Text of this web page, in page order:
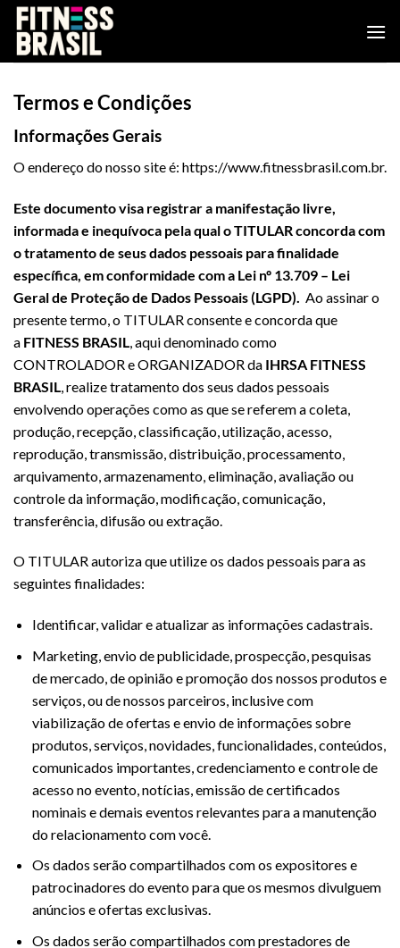
Saltar
contenido
Termos e Condições
Informações Gerais
O endereço do nosso site é: https://www.fitnessbrasil.com.br.
Este documento visa registrar a manifestação livre,
informada e inequívoca pela qual o TITULAR concorda com
o tratamento de seus dados pessoais para finalidade
específica, em conformidade com a Lei nº 13.709 – Lei
Geral de Proteção de Dados Pessoais (LGPD). Ao assinar o
presente termo, o TITULAR consente e concorda que
a FITNESS BRASIL , aqui denominado como
CONTROLADOR e ORGANIZADOR da IHRSA FITNESS
BRASIL , realize tratamento dos seus dados pessoais
envolvendo operações como as que se referem a coleta,
produção, recepção, classificação, utilização, acesso,
reprodução, transmissão, distribuição, processamento,
arquivamento, armazenamento, eliminação, avaliação ou
controle da informação, modificação, comunicação,
transferência, difusão ou extração.
O TITULAR autoriza que utilize os dados pessoais para as
seguintes finalidades:
Identificar, validar e atualizar as informações cadastrais.
Marketing, envio de publicidade, prospecção, pesquisas
de mercado, de opinião e promoção dos nossos produtos e
serviços, ou de nossos parceiros, inclusive com
viabilização de ofertas e envio de informações sobre
produtos, serviços, novidades, funcionalidades, conteúdos,
comunicados importantes, credenciamento e controle de
acesso no evento, notícias, emissão de certificados
nominais e demais eventos relevantes para a manutenção
do relacionamento com você.
Os dados serão compartilhados com os expositores e
patrocinadores do evento para que os mesmos divulguem
anúncios e ofertas exclusivas.
Os dados serão compartilhados com prestadores de